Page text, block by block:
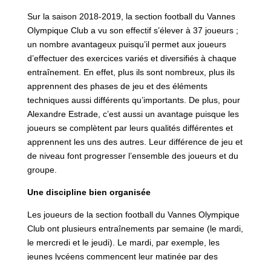
Sur la saison 2018-2019, la section football du Vannes
Olympique Club a vu son effectif s’élever à 37 joueurs ;
un nombre avantageux puisqu’il permet aux joueurs
d’effectuer des exercices variés et diversifiés à chaque
entraînement. En effet, plus ils sont nombreux, plus ils
apprennent des phases de jeu et des éléments
techniques aussi différents qu’importants. De plus, pour
Alexandre Estrade, c’est aussi un avantage puisque les
joueurs se complètent par leurs qualités différentes et
apprennent les uns des autres. Leur différence de jeu et
de niveau font progresser l’ensemble des joueurs et du
groupe.
Une discipline bien organisée
Les joueurs de la section football du Vannes Olympique
Club ont plusieurs entraînements par semaine (le mardi,
le mercredi et le jeudi). Le mardi, par exemple, les
jeunes lycéens commencent leur matinée par des